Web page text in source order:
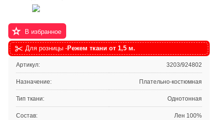
В избранное
Для розницы -Режем ткани от 1,5 м.
Артикул: 3203/924802
Назначение: Плательно-костюмная
Тип ткани: Однотонная
Состав: Лен 100%